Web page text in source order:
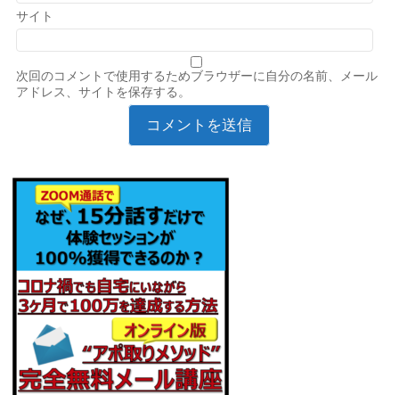
サイト
次回のコメントで使用するためブラウザーに自分の名前、メール
アドレス、サイトを保存する。